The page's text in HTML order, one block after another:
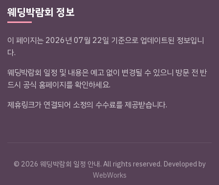
웨딩박람회 정보
이 페이지는 2026년 07월 22일 기준으로 업데이트된 정보입니
다.
웨딩박람회 일정 및 내용은 예고 없이 변경될 수 있으니 방문 전 반
드시 공식 홈페이지를 확인하세요.
제휴링크가 연결되어 소정의 수수료를 제공받습니다.
© 2026 웨딩박람회 일정 안내. All rights reserved. Developed by
WebWorks